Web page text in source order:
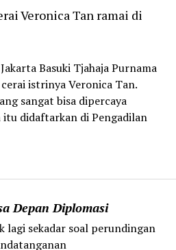
Depan Diplomasi
lagi sekadar soal perundingan
Veronica Tan ramai di
Basuki Tjahaja Purnama
istrinya Veronica Tan.
sangat bisa dipercaya
didaftarkan di Pengadilan